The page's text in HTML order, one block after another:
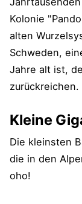
Kolonie
alten
Schweden,
Jahre alt ist,
zurückreichen.
Kleine
Die kleinsten
die in den
oho!